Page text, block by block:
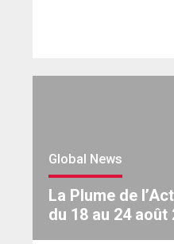
Global News
La Plume de
du 18 au 24 août